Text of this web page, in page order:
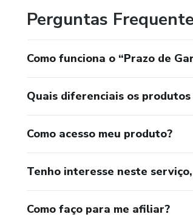
Perguntas
Como funciona o “Prazo de
Quais diferenciais os
Como acesso meu produto?
Tenho interesse neste
Como faço para me afiliar?